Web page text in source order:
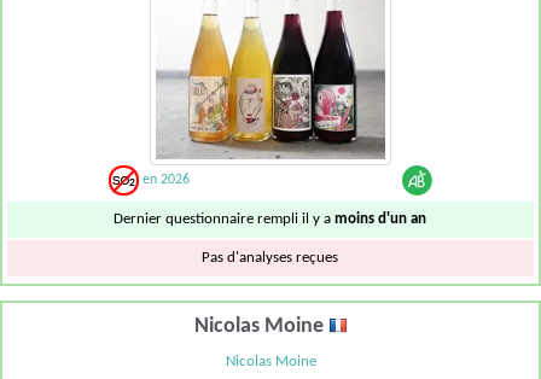
en 2026
Dernier questionnaire rempli il y amoins d'un an
Pas d'analyses reçues
Nicolas Moine
Nicolas Moine